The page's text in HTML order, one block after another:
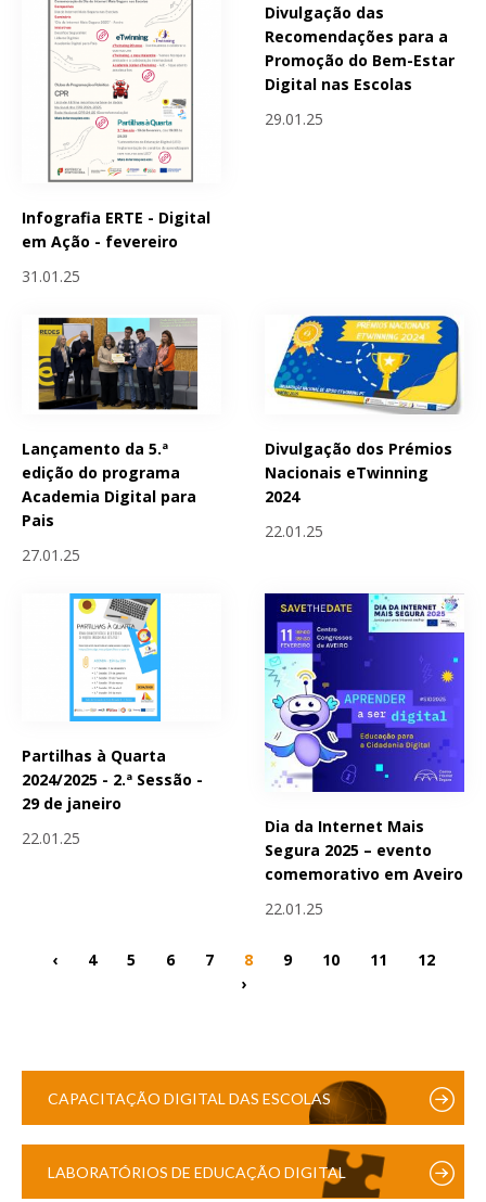
Infografia ERTE - Digital
em Ação - fevereiro
31.01.25
Divulgação das
Recomendações para a
Promoção do Bem-Estar
Digital nas Escolas
29.01.25
Lançamento da 5.ª
edição do programa
Academia Digital para
Pais
27.01.25
Divulgação dos Prémios
Nacionais eTwinning
2024
22.01.25
Partilhas à Quarta
2024/2025 - 2.ª Sessão -
29 de janeiro
22.01.25
Dia da Internet Mais
Segura 2025 – evento
comemorativo em Aveiro
22.01.25
‹ 4 5 6 7 8 9 10 11
12
›
CAPACITAÇÃO DIGITAL DAS ESCOLAS
LABORATÓRIOS DE EDUCAÇÃO DIGITAL